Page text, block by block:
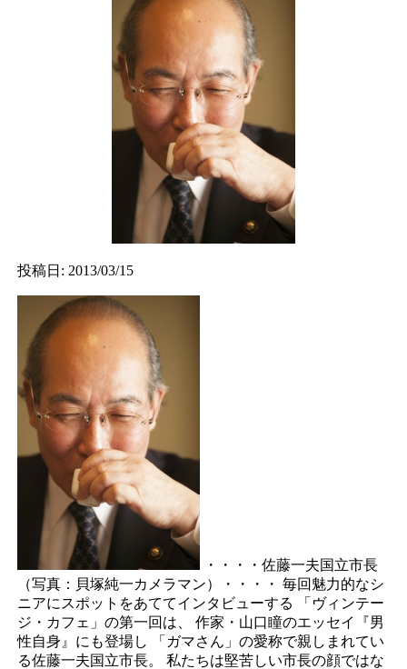
投稿日: 2013/03/15
・・・・佐藤一夫国立市長
（写真：貝塚純一カメラマン）・・・・ 毎回魅力的なシ
ニアにスポットをあててインタビューする
「ヴィンテー
ジ・カフェ」の第一回は、
作家・山口瞳のエッセイ『男
性自身』にも登場し
「ガマさん」の愛称で親しまれてい
る佐藤一夫国立市長。
私たちは堅苦しい市長の顔ではな